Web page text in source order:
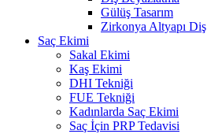
Gülüş Tasarım
Zirkonya Altyapı Diş
Saç Ekimi
Sakal Ekimi
Kaş Ekimi
DHI Tekniği
FUE Tekniği
Kadınlarda Saç Ekimi
Saç İçin PRP Tedavisi